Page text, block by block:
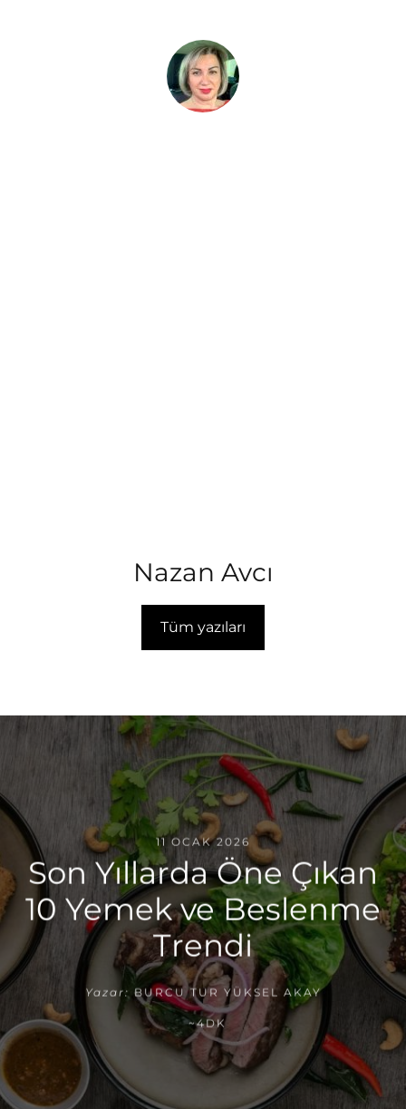
Nazan Avcı
Tüm yazıları
11 OCAK 2026
Son Yıllarda Öne Çıkan
10 Yemek ve Beslenme
Trendi
Yazar: BURCU TUR YÜKSEL AKAY
~4DK